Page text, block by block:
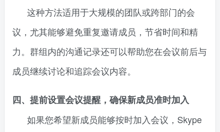
这种方法适用于大规模的团队或跨部门的会
议，尤其能够避免重复邀请成员，节省时间和精
力。群组内的沟通记录还可以帮助您在会议前后与
成员继续讨论和追踪会议内容。
四、提前设置会议提醒，确保新成员准时加入
如果您希望新成员能够按时加入会议，Skype